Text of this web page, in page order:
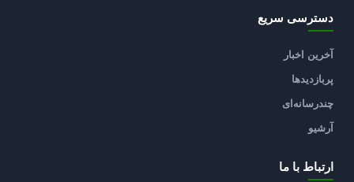
دسترسی سریع
آخرین اخبار
پربازدیدها
چندرسانه‌ای
آرشیو
ارتباط با ما